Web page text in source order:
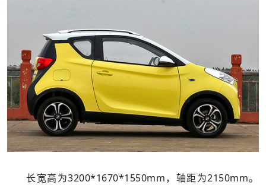
长宽高为3200*1670*1550mm，轴距为2150mm。